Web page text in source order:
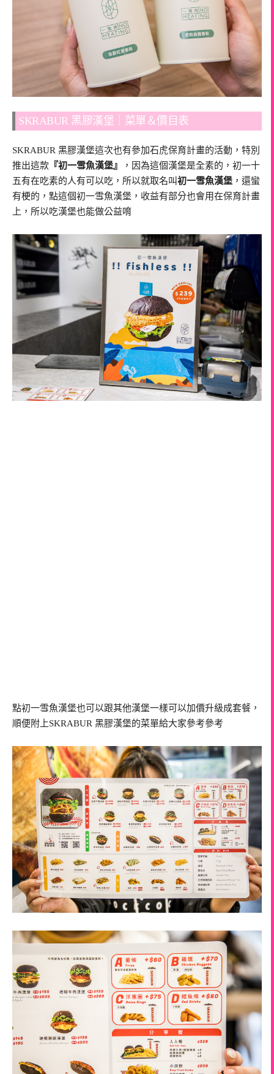
SKRABUR 黑膠漢堡｜菜單＆價目表
SKRABUR 黑膠漢堡這次也有參加石虎保育計畫的活動，特別
推出這款 『初一雪魚漢堡』
，因為這個漢堡是全素的，初一十
五有在吃素的人有可以吃，所以就取名叫初一雪魚漢堡 ，還蠻
有梗的，點這個初一雪魚漢堡，收益有部分也會用在保育計畫
上，所以吃漢堡也能做公益唷
點初一雪魚漢堡也可以跟其他漢堡一樣可以加價升級成套餐，
順便附上SKRABUR 黑膠漢堡的菜單給大家參考參考